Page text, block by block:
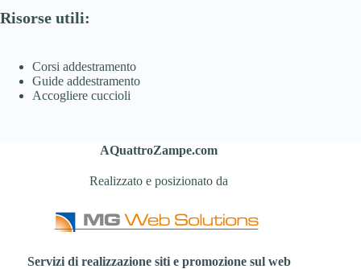
Risorse utili:
Corsi addestramento
Guide addestramento
Accogliere cuccioli
AQuattroZampe.com
Realizzato e posizionato da
Servizi di realizzazione siti e promozione sul web